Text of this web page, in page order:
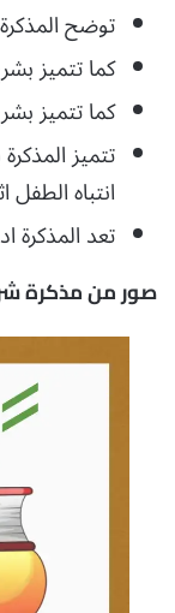
توضح
كما تتميز
كما تتميز
تتميز
انتباه الطفل
تعد المذكرة
صور من مذكرة